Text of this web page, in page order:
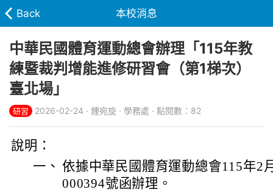
Back 本校消息
中華民國體育運動總會辦理「115年教
練暨裁判增能進修研習會（第1梯次）
臺北場」
研習 2026-02-24 · 鍾宛旋 · 學務處 · 點閱數：82
說明：
一、 依據中華民國體育運動總會115年2
000394號函辦理。